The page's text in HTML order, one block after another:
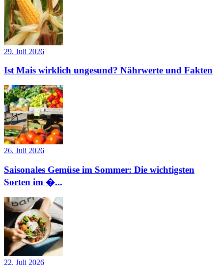
29. Juli 2026
Ist Mais wirklich ungesund? Nährwerte und Fakten
26. Juli 2026
Saisonales Gemüse im Sommer: Die wichtigsten
Sorten im �...
22. Juli 2026